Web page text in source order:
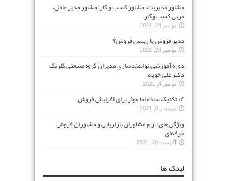
مشاور مدیریت، مشاور کسب و کار، مشاور مدیر عامل،
مربی کسب وکار
نوامبر 24, 2021
مدیر فروش یا رییس فروش؟
نوامبر 20, 2021
دوره آموزشی توانمندسازی مدیران گروه صنعتی گلرنگ
دکتر علی خویه
نوامبر 4, 2021
۱۴ تکنیک ساده اما موثر برای افزایش فروش
سپتامبر 6, 2021
ویژگی‌های لازم مشاوران بازاریابی و مشاوران فروش
حرفه‌ای
آگوست 30, 2021
لینک ها